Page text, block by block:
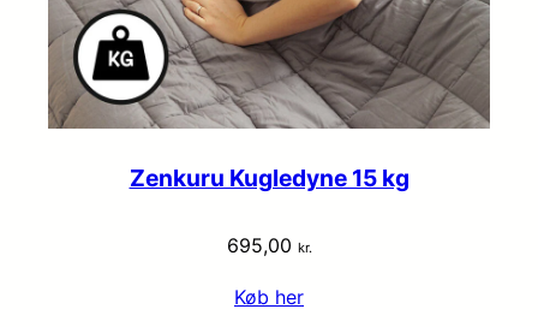
Zenkuru Kugledyne 15 kg
695,00 kr.
Køb her